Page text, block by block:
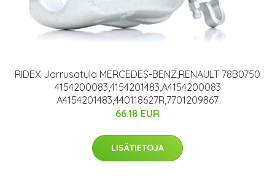
RIDEX Jarrusatula MERCEDES-BENZ,RENAULT 78B0750
4154200083,4154201483,A4154200083
A4154201483,440118627R,7701209867
66.18 EUR
LISÄTIETOJA